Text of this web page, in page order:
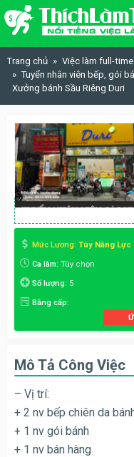
Skip to content
Trang chủ
Việc làm full-time
Tuyển nhân viên bếp, gói
Xưởng bánh Sầu Riêng Duri
Mức Lương: Tùy Năng Lực
Ca làm: Tùy chọn
Số lượng: 5
Bằng cấp:
Mô Tả Công Việc
– Vị trí:
+ 2 nv bếp chiên da
+ 1 nv gói bánh
+ 1 nv bán hàng